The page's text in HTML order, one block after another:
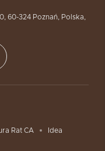
60-324 Poznań, Polska,
Rat CA Idea